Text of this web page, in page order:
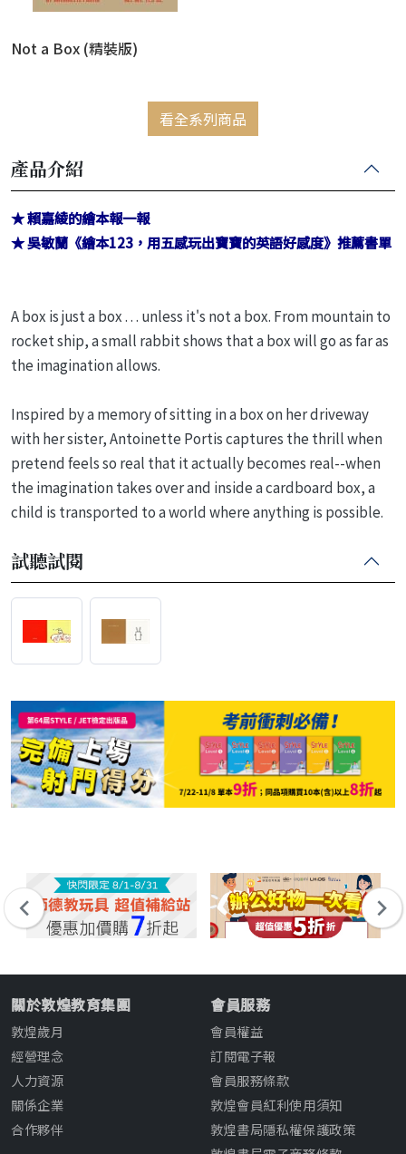
Not a Box (精裝版)
看全系列商品
產品介紹
★ 賴嘉綾的繪本報一報
★ 吳敏蘭《繪本123，用五感玩出寶寶的英語好感度》推薦書單
A box is just a box . . . unless it's not a box. From mountain to
rocket ship, a small rabbit shows that a box will go as far as
the imagination allows.
Inspired by a memory of sitting in a box on her driveway
with her sister, Antoinette Portis captures the thrill when
pretend feels so real that it actually becomes real--when
the imagination takes over and inside a cardboard box, a
child is transported to a world where anything is possible.
試聽試閱
關於敦煌教育集團
敦煌歲月
經營理念
人力資源
關係企業
合作夥伴
會員服務
會員權益
訂閱電子報
會員服務條款
敦煌會員紅利使用須知
敦煌書局隱私權保護政策